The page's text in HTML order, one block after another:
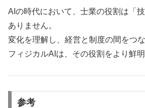
AIの時代において、士業の役割は「
ありません。
変化を理解し、経営と制度の間をつな
フィジカルAIは、その役割をより鮮明
参考